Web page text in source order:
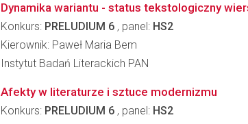
Dynamika wariantu - status tekstologiczny
Konkurs: PRELUDIUM 6 , panel: HS2
Kierownik: Paweł Maria Bem
Instytut Badań Literackich PAN
Afekty w literaturze i sztuce modernizmu
Konkurs: PRELUDIUM 6 , panel: HS2